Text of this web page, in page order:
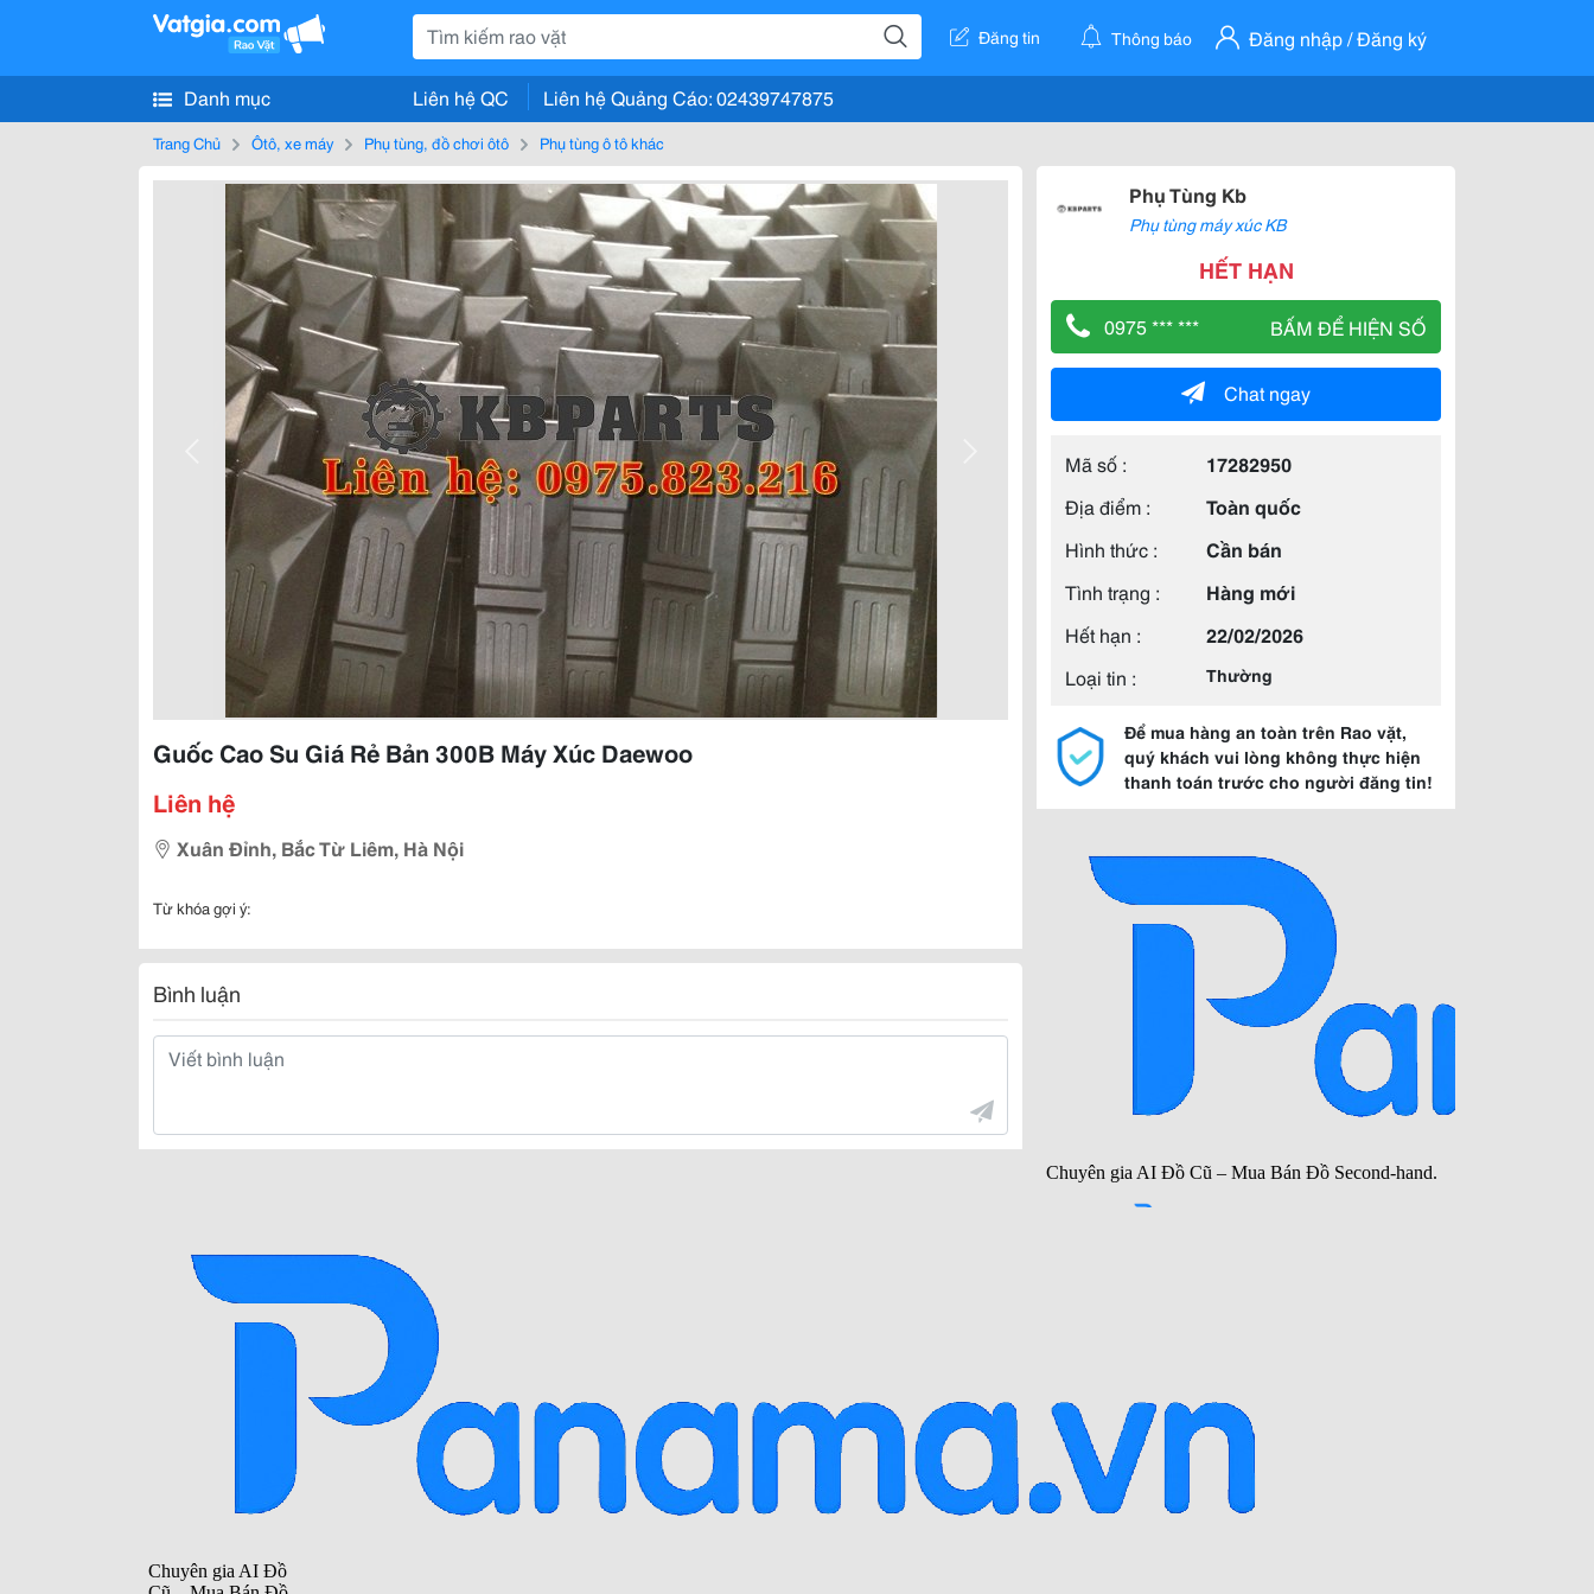
Đăng tin Thông báo Đăng nhập / Đăng ký
Danh mục Liên hệ QC Liên hệ Quảng Cáo: 02439747875
Trang Chủ Ôtô, xe máy Phụ tùng, đồ chơi ôtô Phụ tùng ô tô khác
Guốc Cao Su Giá Rẻ Bản 300B Máy Xúc Daewoo
Liên hệ
Xuân Đỉnh, Bắc Từ Liêm, Hà Nội
Từ khóa gợi ý:
Bình luận
Phụ Tùng Kb
Phụ tùng máy xúc KB
HẾT HẠN
0975 *** *** BẤM ĐỂ HIỆN SỐ
Chat ngay
Mã số :
17282950
Địa điểm :
Toàn quốc
Hình thức :
Cần bán
Tình trạng :
Hàng mới
Hết hạn :
22/02/2026
Loại tin :
Thường
Để mua hàng an toàn trên Rao vặt,
quý khách vui lòng không thực hiện
thanh toán trước cho người đăng tin!